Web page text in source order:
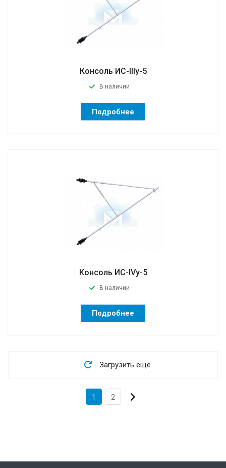
Консоль ИС-IIIу-5
В наличии
Подробнее
Консоль ИС-IVу-5
В наличии
Подробнее
Загрузить еще
1 2